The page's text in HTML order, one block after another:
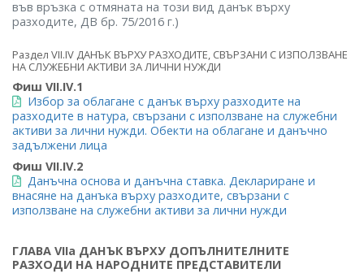
във връзка с отмяната на този вид данък върху
разходите, ДВ бр. 75/2016 г.)
Раздел VII.IV ДАНЪК ВЪРХУ РАЗХОДИТЕ, СВЪРЗАНИ С ИЗПОЛЗВАНЕ
НА СЛУЖЕБНИ АКТИВИ ЗА ЛИЧНИ НУЖДИ
Фиш VII.IV.1
Избор за облагане с данък върху разходите на
разходите в натура, свързани с използване на служебни
активи за лични нужди. Обекти на облагане и данъчно
задължени лица
Фиш VII.IV.2
Данъчна основа и данъчна ставка. Деклариране и
внасяне на данъка върху разходите, свързани с
използване на служебни активи за лични нужди
ГЛАВА VIIа ДАНЪК ВЪРХУ ДОПЪЛНИТЕЛНИТЕ
РАЗХОДИ НА НАРОДНИТЕ ПРЕДСТАВИТЕЛИ